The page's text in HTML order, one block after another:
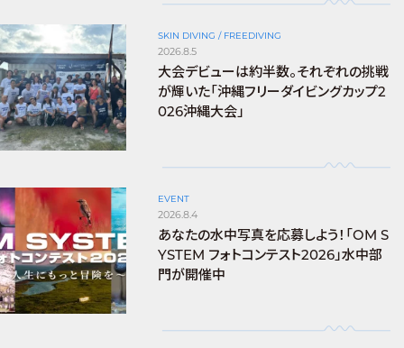
SKIN DIVING / FREEDIVING
2026.8.5
大会デビューは約半数。それぞれの挑戦
が輝いた「沖縄フリーダイビングカップ2
026沖縄大会」
EVENT
2026.8.4
あなたの水中写真を応募しよう！「OM S
YSTEM フォトコンテスト2026」水中部
門が開催中